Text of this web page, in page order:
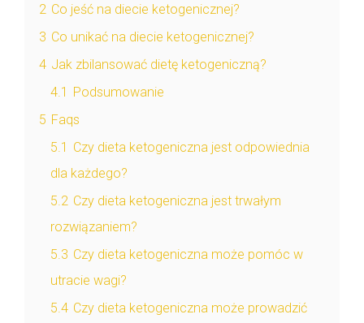
2 Co jeść na diecie ketogenicznej?
3 Co unikać na diecie ketogenicznej?
4 Jak zbilansować dietę ketogeniczną?
4.1 Podsumowanie
5 Faqs
5.1 Czy dieta ketogeniczna jest odpowiednia
dla każdego?
5.2 Czy dieta ketogeniczna jest trwałym
rozwiązaniem?
5.3 Czy dieta ketogeniczna może pomóc w
utracie wagi?
5.4 Czy dieta ketogeniczna może prowadzić